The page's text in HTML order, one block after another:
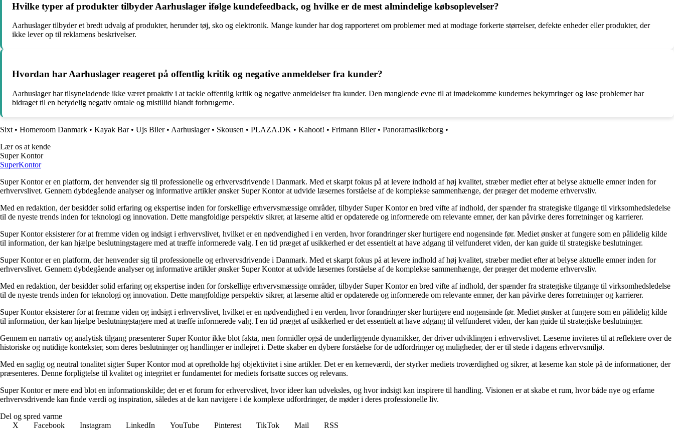
Hvilke typer af produkter tilbyder Aarhuslager ifølge kundefeedback, og hvilke er de mest almindelige købsoplevelser?
Aarhuslager tilbyder et bredt udvalg af produkter, herunder tøj, sko og elektronik. Mange kunder har dog rapporteret om problemer med at modtage forkerte størrelser, defekte enheder eller produkter, der
ikke lever op til reklamens beskrivelser.
Hvordan har Aarhuslager reageret på offentlig kritik og negative anmeldelser fra kunder?
Aarhuslager har tilsyneladende ikke været proaktiv i at tackle offentlig kritik og negative anmeldelser fra kunder. Den manglende evne til at imødekomme kundernes bekymringer og løse problemer har
bidraget til en betydelig negativ omtale og mistillid blandt forbrugerne.
Sixt • Homeroom Danmark • Kayak Bar• Ujs Biler• Aarhuslager• Skousen • PLAZA.DK • Kahoot! • Frimann Biler• Panoramasilkeborg •
Lær os at kende
Super Kontor
SuperKontor
Super Kontor er en platform, der henvender sig til professionelle og erhvervsdrivende i Danmark. Med et skarpt fokus på at levere indhold af høj kvalitet, stræber mediet efter at belyse aktuelle emner inden for
erhvervslivet. Gennem dybdegående analyser og informative artikler ønsker Super Kontor at udvide læsernes forståelse af de komplekse sammenhænge, der præger det moderne erhvervsliv.
Med en redaktion, der besidder solid erfaring og ekspertise inden for forskellige erhvervsmæssige områder, tilbyder Super Kontor en bred vifte af indhold, der spænder fra strategiske tilgange til virksomhedsledelse
til de nyeste trends inden for teknologi og innovation. Dette mangfoldige perspektiv sikrer, at læserne altid er opdaterede og informerede om relevante emner, der kan påvirke deres forretninger og karrierer.
Super Kontor eksisterer for at fremme viden og indsigt i erhvervslivet, hvilket er en nødvendighed i en verden, hvor forandringer sker hurtigere end nogensinde før. Mediet ønsker at fungere som en pålidelig kilde
til information, der kan hjælpe beslutningstagere med at træffe informerede valg. I en tid præget af usikkerhed er det essentielt at have adgang til velfunderet viden, der kan guide til strategiske beslutninger.
Super Kontor er en platform, der henvender sig til professionelle og erhvervsdrivende i Danmark. Med et skarpt fokus på at levere indhold af høj kvalitet, stræber mediet efter at belyse aktuelle emner inden for
erhvervslivet. Gennem dybdegående analyser og informative artikler ønsker Super Kontor at udvide læsernes forståelse af de komplekse sammenhænge, der præger det moderne erhvervsliv.
Med en redaktion, der besidder solid erfaring og ekspertise inden for forskellige erhvervsmæssige områder, tilbyder Super Kontor en bred vifte af indhold, der spænder fra strategiske tilgange til virksomhedsledelse
til de nyeste trends inden for teknologi og innovation. Dette mangfoldige perspektiv sikrer, at læserne altid er opdaterede og informerede om relevante emner, der kan påvirke deres forretninger og karrierer.
Super Kontor eksisterer for at fremme viden og indsigt i erhvervslivet, hvilket er en nødvendighed i en verden, hvor forandringer sker hurtigere end nogensinde før. Mediet ønsker at fungere som en pålidelig kilde
til information, der kan hjælpe beslutningstagere med at træffe informerede valg. I en tid præget af usikkerhed er det essentielt at have adgang til velfunderet viden, der kan guide til strategiske beslutninger.
Gennem en narrativ og analytisk tilgang præsenterer Super Kontor ikke blot fakta, men formidler også de underliggende dynamikker, der driver udviklingen i erhvervslivet. Læserne inviteres til at reflektere over de
historiske og nutidige kontekster, som deres beslutninger og handlinger er indlejret i. Dette skaber en dybere forståelse for de udfordringer og muligheder, der er til stede i dagens erhvervsmiljø.
Med en saglig og neutral tonalitet sigter Super Kontor mod at opretholde høj objektivitet i sine artikler. Det er en kerneværdi, der styrker mediets troværdighed og sikrer, at læserne kan stole på de informationer, der
præsenteres. Denne forpligtelse til kvalitet og integritet er fundamentet for mediets fortsatte succes og relevans.
Super Kontor er mere end blot en informationskilde; det er et forum for erhvervslivet, hvor ideer kan udveksles, og hvor indsigt kan inspirere til handling. Visionen er at skabe et rum, hvor både nye og erfarne
erhvervsdrivende kan finde værdi og inspiration, således at de kan navigere i de komplexe udfordringer, de møder i deres professionelle liv.
Del og spred varme
X
Facebook Instagram LinkedIn YouTube Pinterest TikTok Mail
RSS